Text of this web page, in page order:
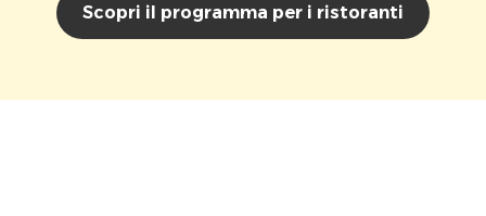
Scopri il programma per i ristoranti